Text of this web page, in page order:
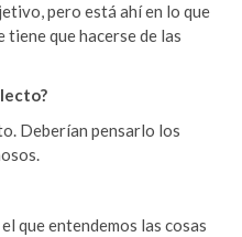
pero está ahí en lo que
tiene que hacerse de las
Deberían pensarlo los
que entendemos las cosas